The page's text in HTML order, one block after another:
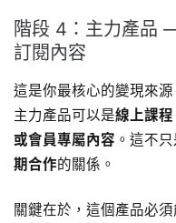
階段 4：主力產品
訂閱內容
這是你最核心的變現來
主力產品可以是線上課程
或會員專屬內容 。這不
期合作的關係。
關鍵在於，這個產品必須